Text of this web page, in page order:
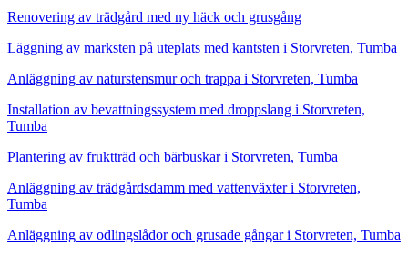
Renovering av trädgård med ny häck och grusgång
Läggning av marksten på uteplats med kantsten i Storvreten, Tumba
Anläggning av naturstensmur och trappa i Storvreten, Tumba
Installation av bevattningssystem med droppslang i Storvreten,
Tumba
Plantering av fruktträd och bärbuskar i Storvreten, Tumba
Anläggning av trädgårdsdamm med vattenväxter i Storvreten,
Tumba
Anläggning av odlingslådor och grusade gångar i Storvreten, Tumba